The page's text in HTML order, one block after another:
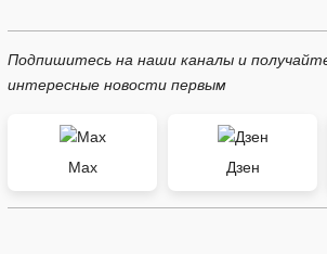
Подпишитесь на наши каналы и
интересные новости первым
Max Дзен